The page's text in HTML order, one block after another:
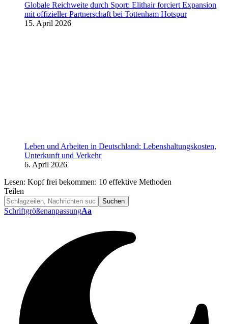
Globale Reichweite durch Sport: Elithair forciert Expansion
mit offizieller Partnerschaft bei Tottenham Hotspur
15. April 2026
Leben und Arbeiten in Deutschland: Lebenshaltungskosten,
Unterkunft und Verkehr
6. April 2026
Lesen: Kopf frei bekommen: 10 effektive Methoden
Teilen
SchriftgrößenanpassungAa